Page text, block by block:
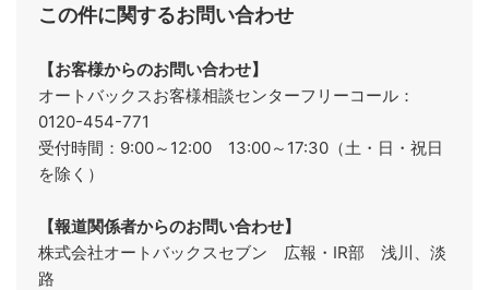
この件に関するお問い合わせ
【お客様からのお問い合わせ】
オートバックスお客様相談センターフリーコール：
0120-454-771
受付時間：9:00～12:00 13:00～17:30（土・日・祝日
を除く）
【報道関係者からのお問い合わせ】
株式会社オートバックスセブン 広報・IR部 浅川、淡
路